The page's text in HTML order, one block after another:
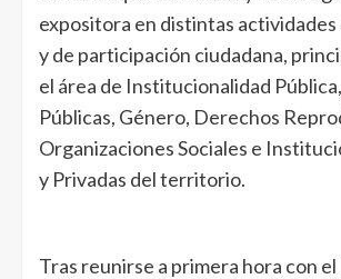
expositora en distintas
y de participación ciudadana,
el área de Institucionalidad
Públicas, Género, Derechos
Organizaciones Sociales e
y Privadas del territorio.
Tras reunirse a primera hora con